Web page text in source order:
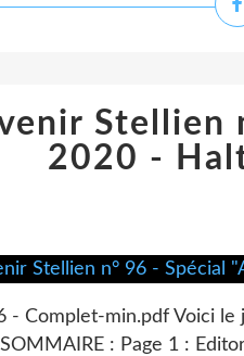
Stellien
2020 -
- Complet-min.pdf Voici
: Page 1 :